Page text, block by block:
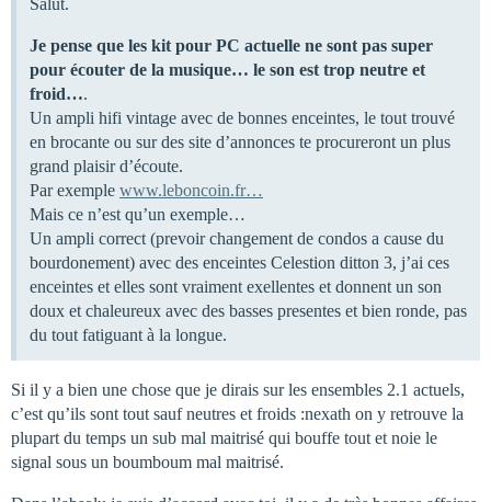
Salut.
Je pense que les kit pour PC actuelle ne sont pas super
pour écouter de la musique… le son est trop neutre et
froid….
Un ampli hifi vintage avec de bonnes enceintes, le tout trouvé
en brocante ou sur des site d’annonces te procureront un plus
grand plaisir d’écoute.
Par exemple www.leboncoin.fr…
Mais ce n’est qu’un exemple…
Un ampli correct (prevoir changement de condos a cause du
bourdonement) avec des enceintes Celestion ditton 3, j’ai ces
enceintes et elles sont vraiment exellentes et donnent un son
doux et chaleureux avec des basses presentes et bien ronde, pas
du tout fatiguant à la longue.
Si il y a bien une chose que je dirais sur les ensembles 2.1 actuels,
c’est qu’ils sont tout sauf neutres et froids :nexath on y retrouve la
plupart du temps un sub mal maitrisé qui bouffe tout et noie le
signal sous un boumboum mal maitrisé.